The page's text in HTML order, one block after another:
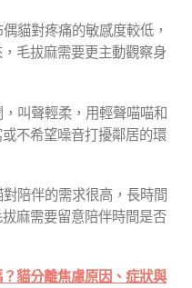
貓對疼痛的敏感度較低，
毛拔麻需要更主動觀察身
，叫聲輕柔，用輕聲喵喵和
不希望噪音打擾鄰居的環
對陪伴的需求很高，長時間
麻需要留意陪伴時間是否
貓分離焦慮原因、症狀與